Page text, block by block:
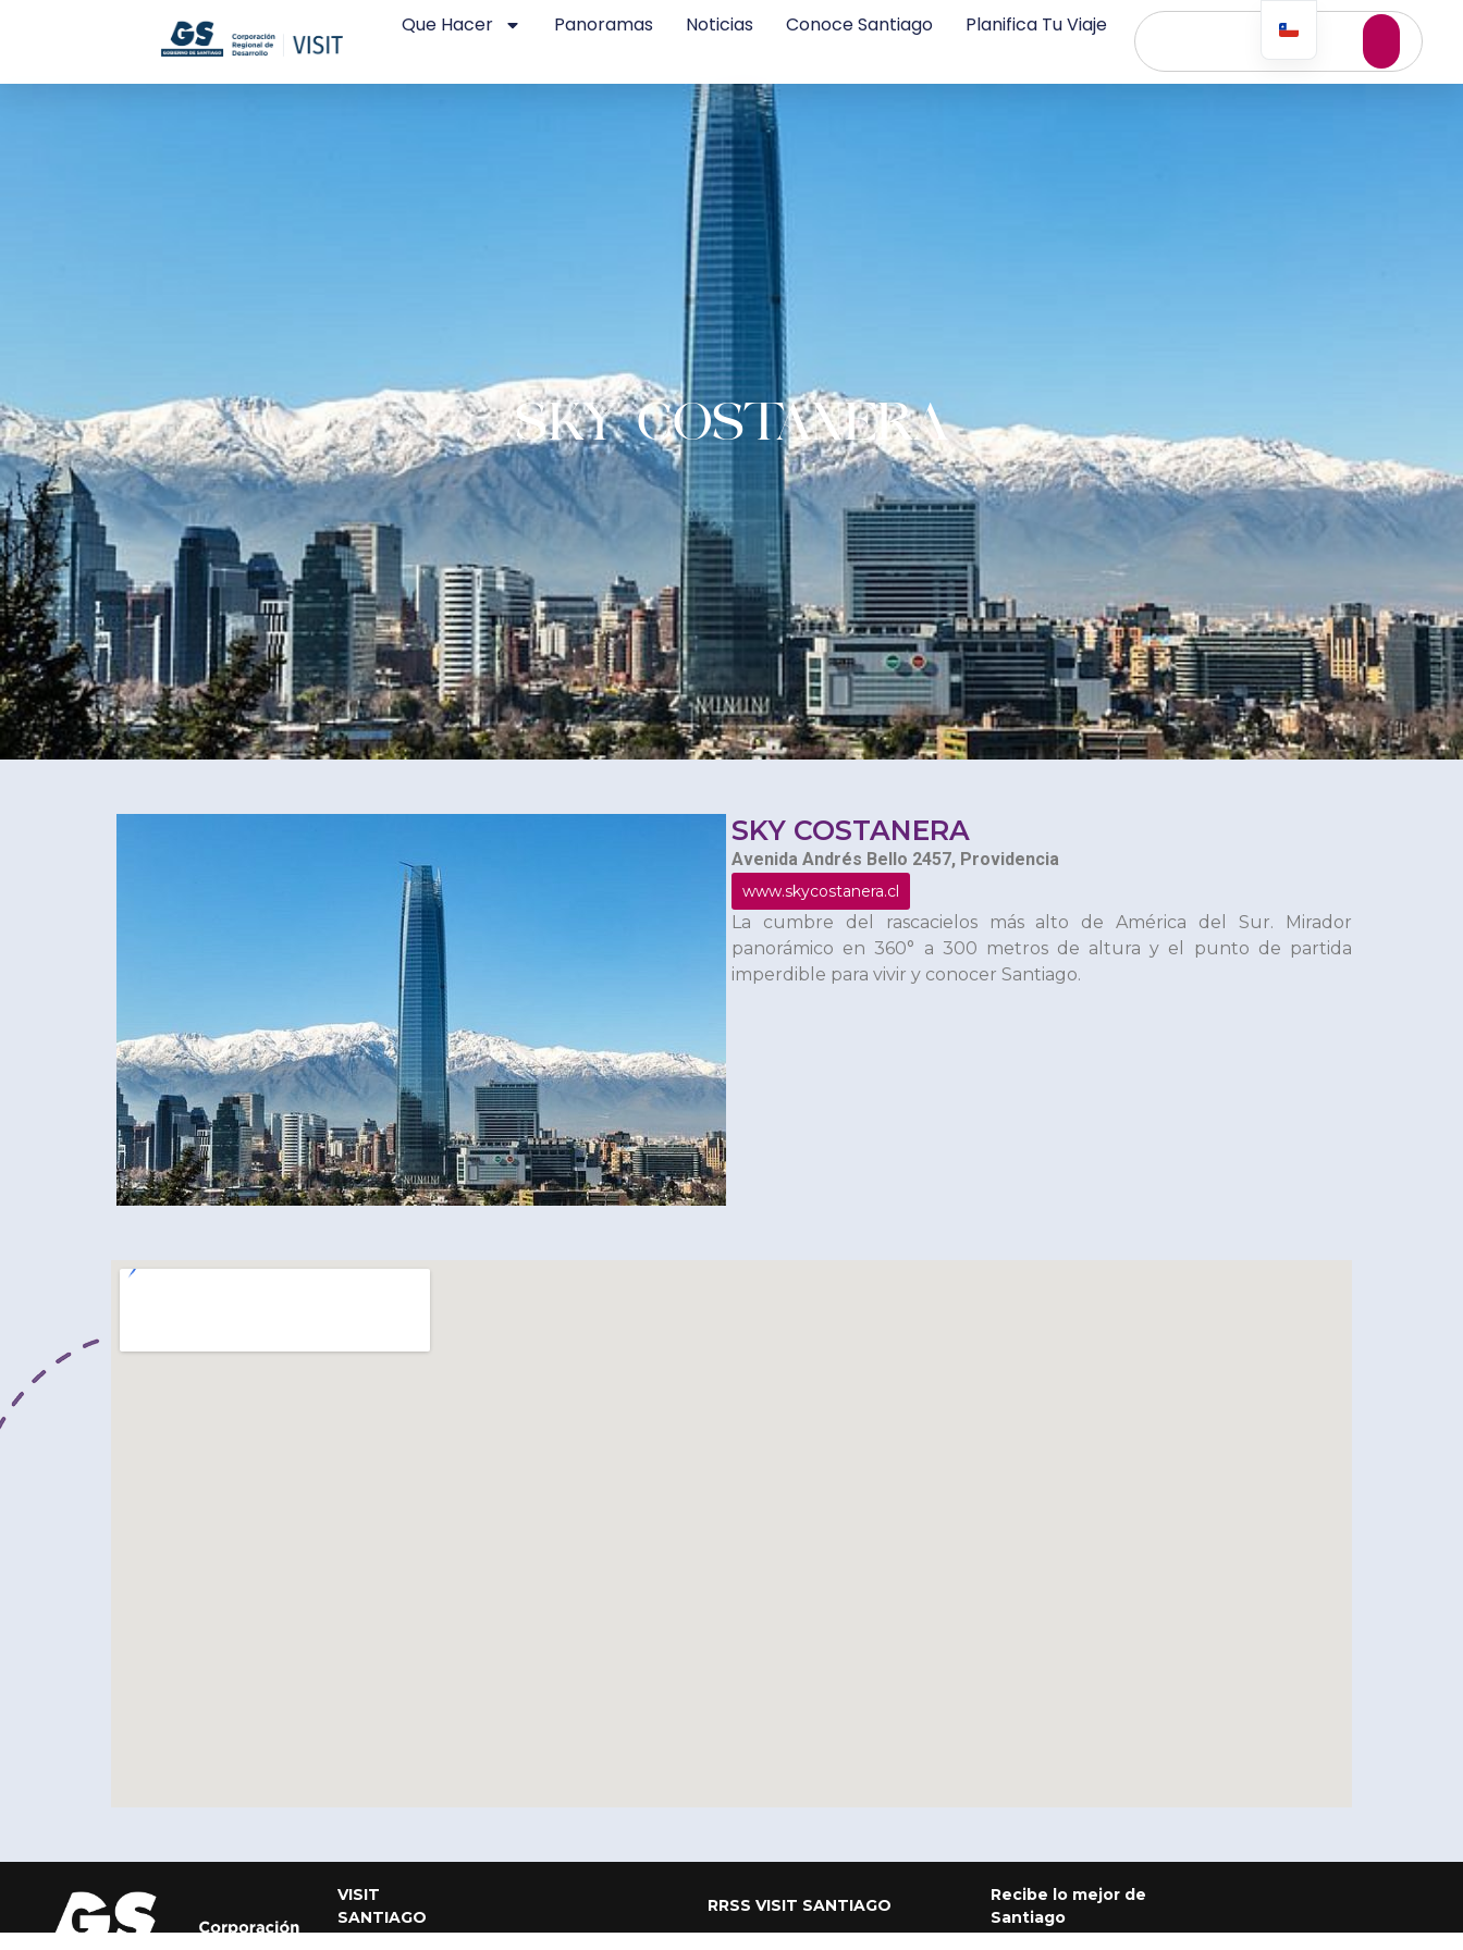
Que Hacer Panoramas Noticias Conoce Santiago Planifica Tu Viaje
SKY COSTANERA
SKY COSTANERA
Avenida Andrés Bello 2457, Providencia
www.skycostanera.cl
La cumbre del rascacielos más alto de América del Sur. Mirador
panorámico en 360° a 300 metros de altura y el punto de partida
imperdible para vivir y conocer Santiago.
VISIT
SANTIAGO
RRSS VISIT SANTIAGO
Recibe lo mejor de
Santiago